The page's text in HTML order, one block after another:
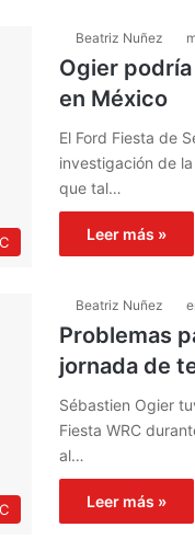
Beatriz Nuñez
Ogier
en México
El Ford Fiesta de
investigación de
que tal…
Leer más »
Beatriz Nuñez
Problemas
jornada de
Sébastien Ogier
Fiesta WRC
al…
Leer más »